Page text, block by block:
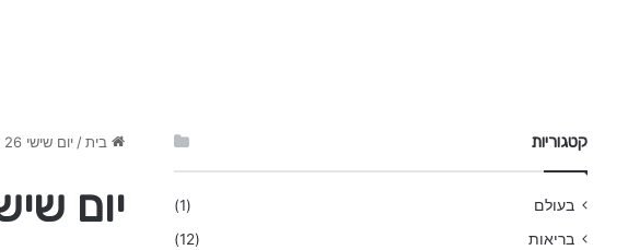
בית / יום שישי 26 ספטמבר 2025 חדשות עסקים
יום שישי 26 ספטמבר 2025
קטגוריות
בעולם
(1)
בריאות
(12)